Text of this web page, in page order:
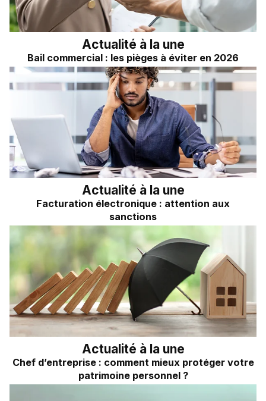
Actualité à la une
Bail commercial : les pièges à éviter en 2026
Actualité à la une
Facturation électronique : attention aux
sanctions
Actualité à la une
Chef d’entreprise : comment mieux protéger votre
patrimoine personnel ?